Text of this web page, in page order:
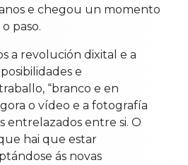
e chegou un momento
paso.
a revolución dixital e a
e
“branco e en
o vídeo e a fotografía
entrelazados entre si. O
hai que estar
ás novas